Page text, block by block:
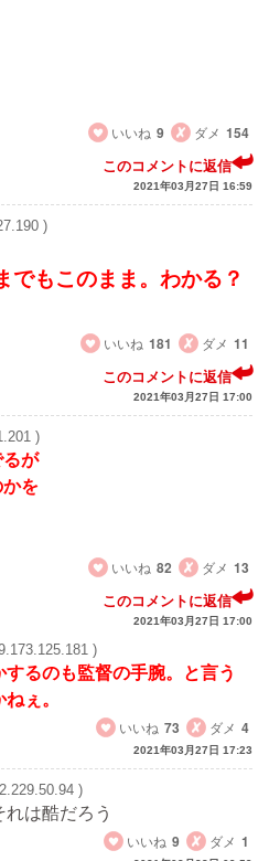
いいね 9 ダメ 154
このコメントに返信
2021年03月27日 16:59
)
でもこのまま。わかる？
いいね 181 ダメ 11
このコメントに返信
2021年03月27日 17:00
)
るが
を
いいね 82 ダメ 13
このコメントに返信
2021年03月27日 17:00
)
るのも監督の手腕。と言う
ぇ。
いいね 73 ダメ 4
2021年03月27日 17:23
)
は酷だろう
いいね 9 ダメ 1